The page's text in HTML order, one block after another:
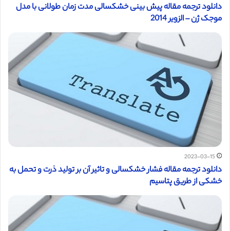
دانلود ترجمه مقاله پیش بینی خشکسالی مدت زمان طولانی با مدل
موجک ژن – الزویر 2014
2023-03-15
دانلود ترجمه مقاله فشار خشکسالی و تاثیر آن بر تولید ذرت و تحمل به
خشکی از طریق پتاسیم